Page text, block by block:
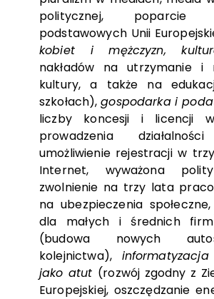
politycznej,
podstawowych Unii
kobiet i mężczyzn,
nakładów na utrzymanie i
kultury, a także na
szkołach),gospodarka i
liczby koncesji i licencji
prowadzenia
umożliwienie rejestracji w
Internet, wyważona
zwolnienie na trzy lata
na ubezpieczenia
dla małych i średnich
(budowa nowych
kolejnictwa),
jako atut (rozwój zgodny z
Europejskiej, oszczędzanie